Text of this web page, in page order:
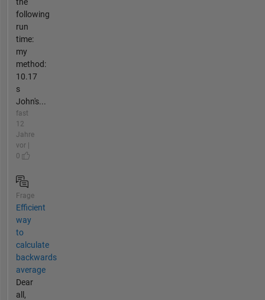
following
run
time:
my
method:
10.17
s
John's...
fast
12
Jahre
vor |
0
Frage
Efficient
way
to
calculate
backwards
average
Dear
all,